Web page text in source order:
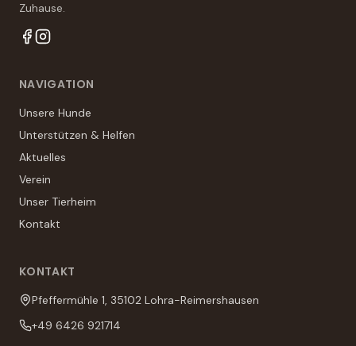
Zuhause.
NAVIGATION
Unsere Hunde
Unterstützen & Helfen
Aktuelles
Verein
Unser Tierheim
Kontakt
KONTAKT
Pfeffermühle 1, 35102 Lohra-Reimershausen
+49 6426 921714